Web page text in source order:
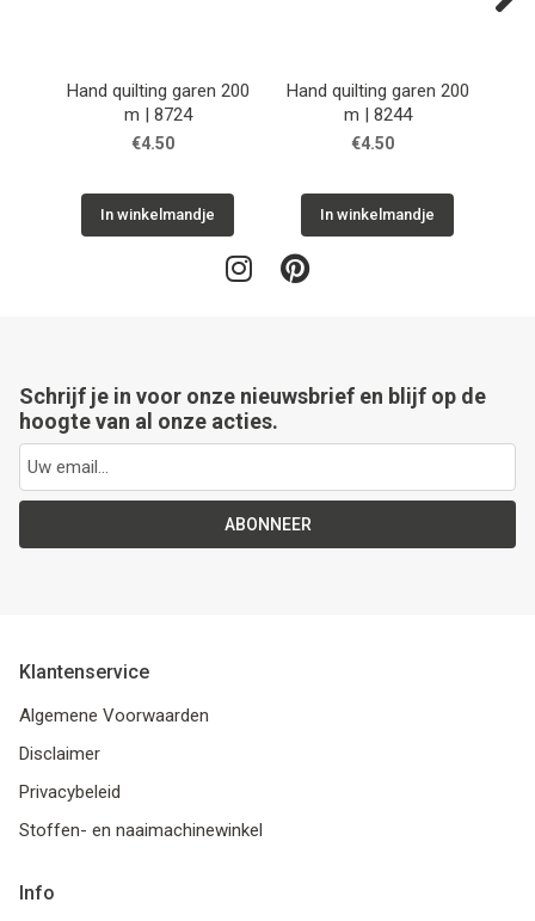
Hand quilting garen 200
m | 8724
€4.50
In winkelmandje
Hand quilting garen 200
m | 8244
€4.50
In winkelmandje
Schrijf je in voor onze nieuwsbrief en blijf op de
hoogte van al onze acties.
ABONNEER
Klantenservice
Algemene Voorwaarden
Disclaimer
Privacybeleid
Stoffen- en naaimachinewinkel
Info